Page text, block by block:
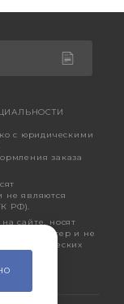
с юридическими
заказа
не являются
РФ).
сайте, носят
характер и не
фактических